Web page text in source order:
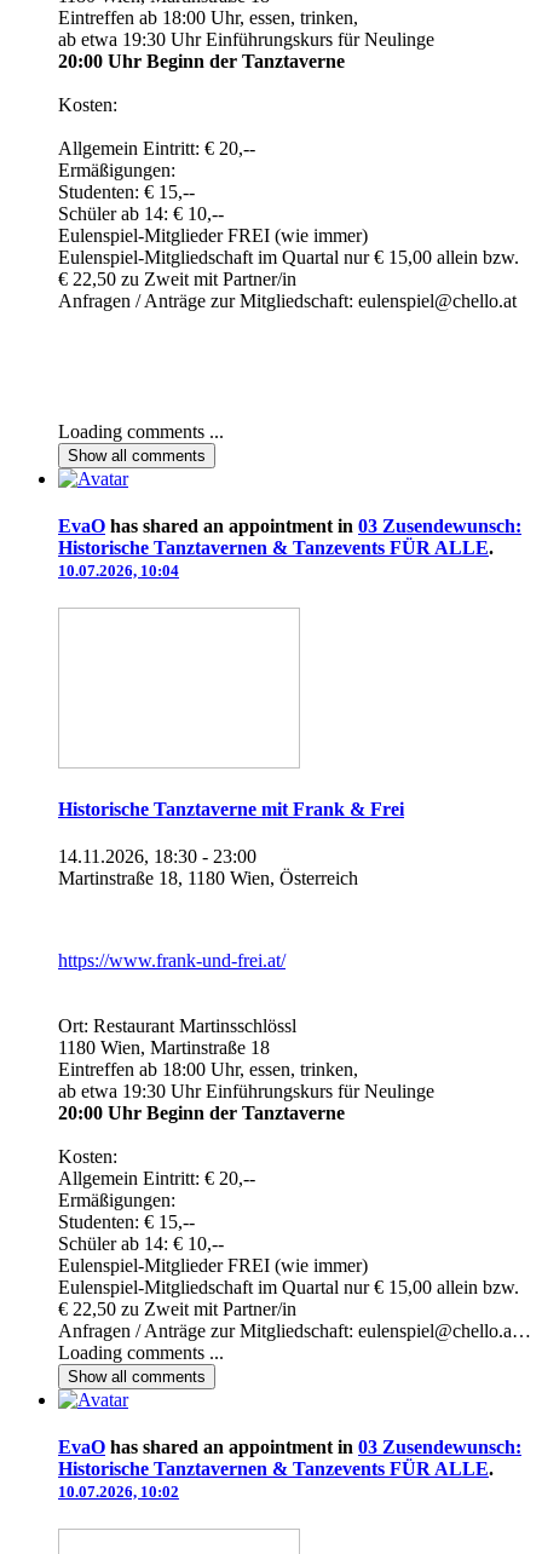
Eintreffen ab 18:00 Uhr, essen, trinken,
ab etwa 19:30 Uhr Einführungskurs für Neulinge
20:00 Uhr Beginn der Tanztaverne
Kosten:
Allgemein Eintritt: € 20,--
Ermäßigungen:
Studenten: € 15,--
Schüler ab 14: € 10,--
Eulenspiel-Mitglieder FREI (wie immer)
Eulenspiel-Mitgliedschaft im Quartal nur € 15,00 allein bzw.
€ 22,50 zu Zweit mit Partner/in
Anfragen / Anträge zur Mitgliedschaft: eulenspiel@chello.at
Loading comments ...
Show all comments
EvaO has shared an appointment in 03 Zusendewunsch:
Historische Tanztavernen & Tanzevents FÜR ALLE.
10.07.2026, 10:04
Historische Tanztaverne mit Frank & Frei
14.11.2026, 18:30 - 23:00
Martinstraße 18, 1180 Wien, Österreich
https://www.frank-und-frei.at/
Ort: Restaurant Martinsschlössl
1180 Wien, Martinstraße 18
Eintreffen ab 18:00 Uhr, essen, trinken,
ab etwa 19:30 Uhr Einführungskurs für Neulinge
20:00 Uhr Beginn der Tanztaverne
Kosten:
Allgemein Eintritt: € 20,--
Ermäßigungen:
Studenten: € 15,--
Schüler ab 14: € 10,--
Eulenspiel-Mitglieder FREI (wie immer)
Eulenspiel-Mitgliedschaft im Quartal nur € 15,00 allein bzw.
€ 22,50 zu Zweit mit Partner/in
Anfragen / Anträge zur Mitgliedschaft: eulenspiel@chello.a…
Loading comments ...
Show all comments
EvaO has shared an appointment in 03 Zusendewunsch:
Historische Tanztavernen & Tanzevents FÜR ALLE.
10.07.2026, 10:02